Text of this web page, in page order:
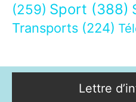
(259) Sport (388)
Transports (224)
Lettre